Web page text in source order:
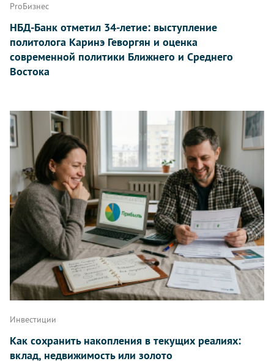
ProБизнес
НБД-Банк отметил 34-летие: выступление
политолога Каринэ Геворгян и оценка
современной политики Ближнего и Среднего
Востока
Инвестиции
Как сохранить накопления в текущих реалиях:
вклад, недвижимость или золото